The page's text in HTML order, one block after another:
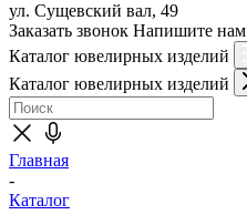
ул. Сущевский вал, 49
Заказать звонок Напишите нам
Каталог ювелирных изделий
Каталог ювелирных изделий
Главная
-
Каталог